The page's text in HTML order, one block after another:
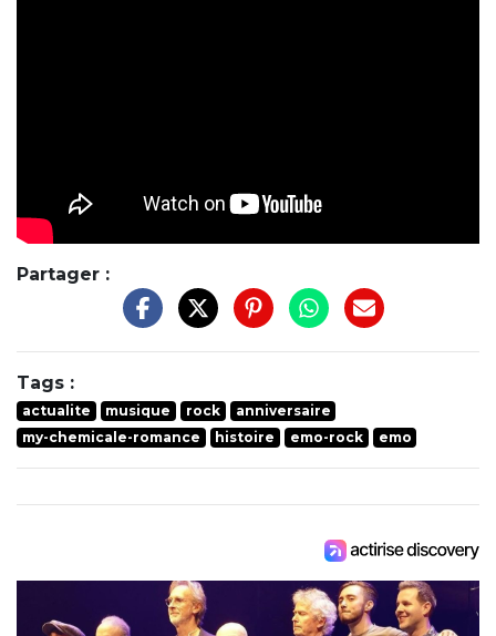
Partager :
Tags :
actualite musique rock
anniversaire
my-chemicale-romance
histoire emo-rock emo